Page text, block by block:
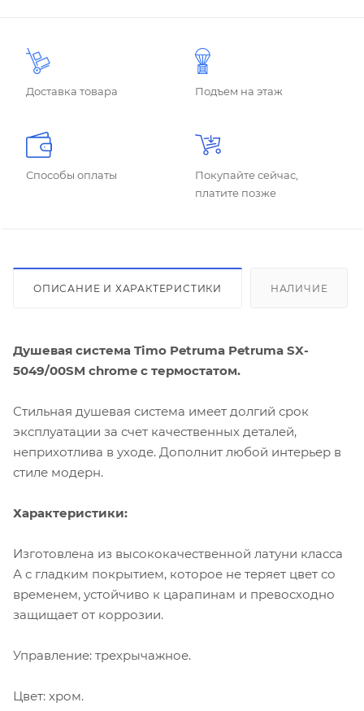
Доставка товара Подъем на этаж
Способы оплаты
Покупайте сейчас,
платите позже
ОПИСАНИЕ И ХАРАКТЕРИСТИКИ НАЛИЧИЕ
Душевая система Timo Petruma Petruma SX-
5049/00SM chrome с термостатом.
Стильная душевая система имеет долгий срок
эксплуатации за счет качественных деталей,
неприхотлива в уходе. Дополнит любой интерьер в
стиле модерн.
Характеристики:
Изготовлена из высококачественной латуни класса
А с гладким покрытием, которое не теряет цвет со
временем, устойчиво к царапинам и превосходно
защищает от коррозии.
Управление: трехрычажное.
Цвет: хром.